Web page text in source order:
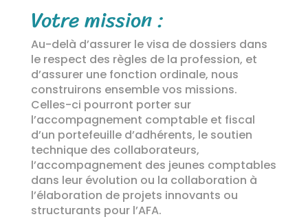
Votre mission :
Au-delà d’assurer le visa de dossiers dans
le respect des règles de la profession, et
d’assurer une fonction ordinale, nous
construirons ensemble vos missions.
Celles-ci pourront porter sur
l’accompagnement comptable et fiscal
d’un portefeuille d’adhérents, le soutien
technique des collaborateurs,
l’accompagnement des jeunes comptables
dans leur évolution ou la collaboration à
l’élaboration de projets innovants ou
structurants pour l’AFA.